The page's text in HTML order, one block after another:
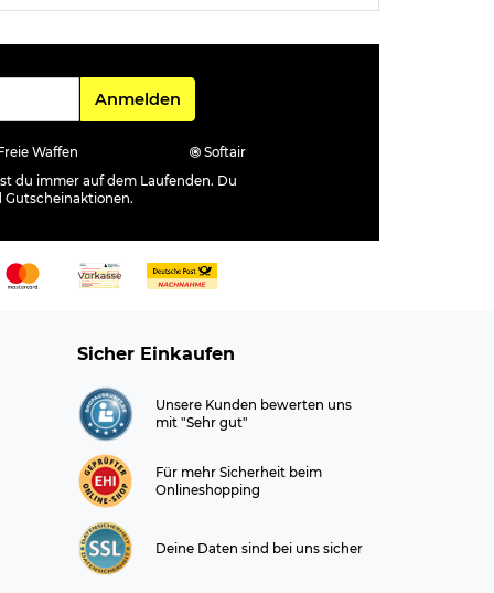
Für den Newsletter
Anmelden
Waffen
Softair
du immer auf dem Laufenden. Du
Sicher Einkaufen
Unsere Kunden bewerten uns
mit "Sehr gut"
Für mehr Sicherheit beim
Onlineshopping
Deine Daten sind bei uns sicher